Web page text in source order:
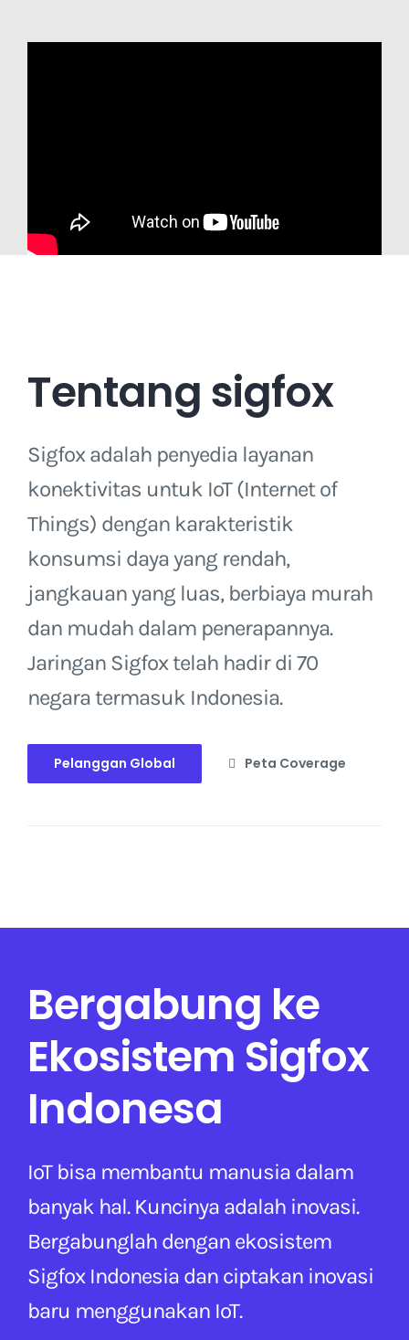
Tentang sigfox
Sigfox adalah penyedia layanan
konektivitas untuk IoT (Internet of
Things) dengan karakteristik
konsumsi daya yang rendah,
jangkauan yang luas, berbiaya murah
dan mudah dalam penerapannya.
Jaringan Sigfox telah hadir di 70
negara termasuk Indonesia.
Pelanggan Global Peta Coverage
Bergabung ke
Ekosistem Sigfox
Indonesa
IoT bisa membantu manusia dalam
banyak hal. Kuncinya adalah inovasi.
Bergabunglah dengan ekosistem
Sigfox Indonesia dan ciptakan inovasi
baru menggunakan IoT.